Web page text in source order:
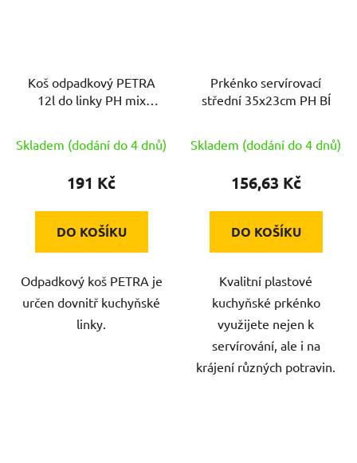
Koš odpadkový PETRA
12l do linky PH mix
Skladem (dodání do 4 dnů)
191 Kč
DO KOŠÍKU
Odpadkový koš PETRA je
určen dovnitř kuchyňské
linky.
Prkénko servírovací
střední 35x23cm PH BÍ
Skladem (dodání do 4 dnů)
156,63 Kč
DO KOŠÍKU
Kvalitní plastové
kuchyňské prkénko
využijete nejen k
servírování, ale i na
krájení různých potravin.